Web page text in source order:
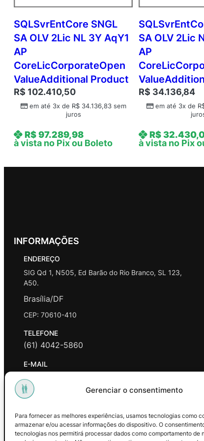
Gerenciar o consentimento
Para fornecer as melhores experiências, usamos tecnologias como
armazenar e/ou acessar informações do dispositivo. O
tecnologias nos permitirá processar dados como comportamento de
SQLSvrEntCore SNGL
SA OLV 2Lic NL 3Y AqY1
AP
CoreLicCorporateOpen
ValueAdditional Product
R$ 102.410,50
em até 3x de R$34.136,83sem
juros
R$97.289,98
à vista no Pix ou Boleto
SA OLV 2Lic
AP
R$ 34.136,84
em até 3x de
R$
à vista no Pix
INFORMAÇÕES
ENDEREÇO
SIG Qd 1, N505, Ed Barão do Rio Branco, SL 123,
A50.
Brasília/DF
CEP: 70610-410
TELEFONE
(61) 4042-5860
E-MAIL
contato@promasters.net.br
HORÁRIO DE ATENDIMENTO
Facebook Instagram Youtube